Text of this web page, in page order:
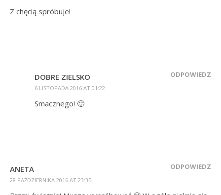
Z chęcią spróbuje!
DOBRE ZIELSKO
6 LISTOPADA 2016 AT 01:22
ODPOWIEDZ
Smacznego! 🙂
ANETA
28 PAŹDZIERNIKA 2016 AT 23:35
ODPOWIEDZ